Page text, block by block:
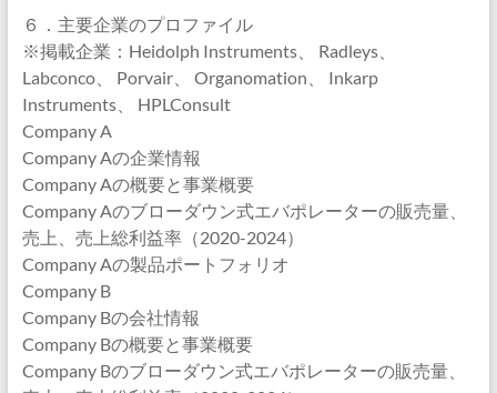
６．主要企業のプロファイル
※掲載企業：Heidolph Instruments、 Radleys、
Labconco、 Porvair、 Organomation、 Inkarp
Instruments、 HPLConsult
Company A
Company Aの企業情報
Company Aの概要と事業概要
Company Aのブローダウン式エバポレーターの販売量、
売上、売上総利益率（2020-2024）
Company Aの製品ポートフォリオ
Company B
Company Bの会社情報
Company Bの概要と事業概要
Company Bのブローダウン式エバポレーターの販売量、